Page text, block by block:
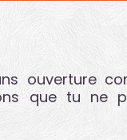
ouverture
que tu ne